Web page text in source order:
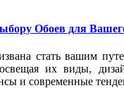
Обоев для
стать вашим
их виды,
и современные